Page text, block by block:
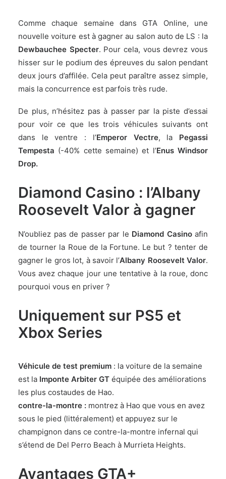
Comme chaque semaine dans GTA Online, une
nouvelle voiture est à gagner au salon auto de LS : la
Dewbauchee Specter. Pour cela, vous devrez vous
hisser sur le podium des épreuves du salon pendant
deux jours d’affilée. Cela peut paraître assez simple,
mais la concurrence est parfois très rude.
De plus, n’hésitez pas à passer par la piste d’essai
pour voir ce que les trois véhicules suivants ont
dans le ventre : l’Emperor Vectre, la Pegassi
Tempesta (-40% cette semaine) et l’Enus Windsor
Drop.
Diamond Casino : l’Albany
Roosevelt Valor à gagner
N’oubliez pas de passer par le Diamond Casinoafin
de tourner la Roue de la Fortune. Le but ? tenter de
gagner le gros lot, à savoir l’Albany Roosevelt Valor.
Vous avez chaque jour une tentative à la roue, donc
pourquoi vous en priver ?
Uniquement sur PS5 et
Xbox Series
Véhicule de test premium : la voiture de la semaine
est la Imponte Arbiter GT équipée des améliorations
les plus costaudes de Hao.
contre-la-montre : montrez à Hao que vous en avez
sous le pied (littéralement) et appuyez sur le
champignon dans ce contre-la-montre infernal qui
s’étend de Del Perro Beach à Murrieta Heights.
Avantages GTA+